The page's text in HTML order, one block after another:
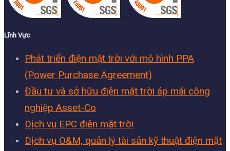
Lĩnh Vực
Phát triển điện mặt trời với mô hình PPA
(Power Purchase Agreement)
Đầu tư và sở hữu điện mặt trời áp mái công
nghiệp Asset-Co
Dịch vụ EPC điện mặt trời
Dịch vụ O&M, quản lý tài sản kỹ thuật điện mặt